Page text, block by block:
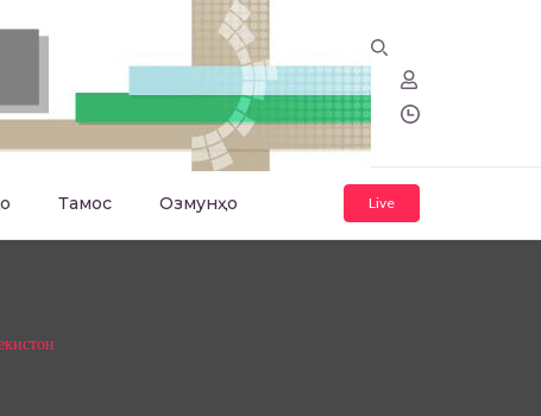
Тамос Озмунҳо Live